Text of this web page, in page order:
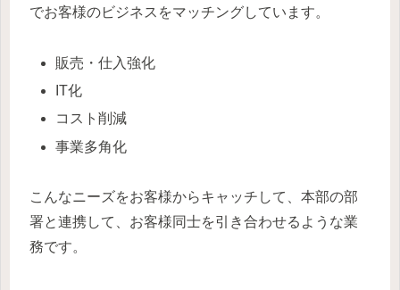
でお客様のビジネスをマッチングしています。
販売・仕入強化
IT化
コスト削減
事業多角化
こんなニーズをお客様からキャッチして、本部の部
署と連携して、お客様同士を引き合わせるような業
務です。